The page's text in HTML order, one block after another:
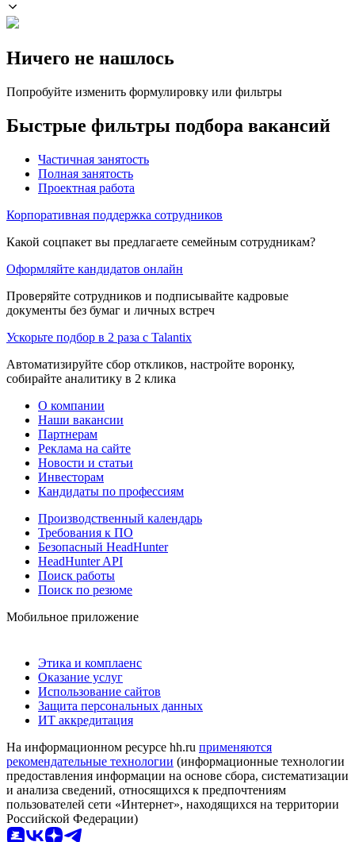
Ничего не нашлось
Попробуйте изменить формулировку или фильтры
Быстрые фильтры подбора вакансий
Частичная занятость
Полная занятость
Проектная работа
Корпоративная поддержка сотрудников
Какой соцпакет вы предлагаете семейным сотрудникам?
Оформляйте кандидатов онлайн
Проверяйте сотрудников и подписывайте кадровые
документы без бумаг и личных встреч
Ускорьте подбор в 2 раза с Talantix
Автоматизируйте сбор откликов, настройте воронку,
собирайте аналитику в 2 клика
О компании
Наши вакансии
Партнерам
Реклама на сайте
Новости и статьи
Инвесторам
Кандидаты по профессиям
Производственный календарь
Требования к ПО
Безопасный HeadHunter
HeadHunter API
Поиск работы
Поиск по резюме
Мобильное приложение
Этика и комплаенс
Оказание услуг
Использование сайтов
Защита персональных данных
ИТ аккредитация
На информационном ресурсе hh.ru применяются
рекомендательные технологии (информационные технологии
предоставления информации на основе сбора, систематизации
и анализа сведений, относящихся к предпочтениям
пользователей сети «Интернет», находящихся на территории
Российской Федерации)